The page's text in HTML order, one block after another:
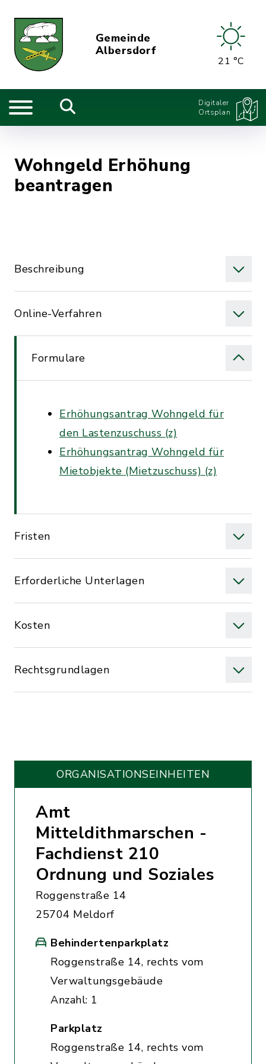
Gemeinde
Albersdorf
21 °C
Digitaler
Ortsplan
Wohngeld Erhöhung
beantragen
Beschreibung
Online-Verfahren
Formulare
Erhöhungsantrag Wohngeld für
den Lastenzuschuss (z)
Erhöhungsantrag Wohngeld für
Mietobjekte (Mietzuschuss) (z)
Fristen
Erforderliche Unterlagen
Kosten
Rechtsgrundlagen
ORGANISATIONS­EINHEITEN
Amt
Mitteldithmarschen -
Fachdienst 210
Ordnung und Soziales
Roggenstraße 14
25704 Meldorf
Behindertenparkplatz
Roggenstraße 14, rechts vom
Verwaltungsgebäude
Anzahl: 1
Parkplatz
Roggenstraße 14, rechts vom